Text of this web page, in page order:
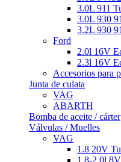
3.0L 911
3.0L 930
3.2L 930
Ford
2.0l 16V
2.3l 16V
Accesorios para
Junta de culata
VAG
ABARTH
Bomba de aceite / cárter
Válvulas / Muelles
VAG
1.8 20V
1.8-2.0l 8V